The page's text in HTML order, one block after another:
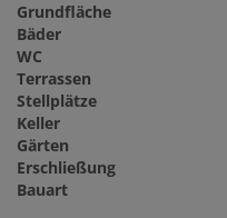
Grundfläche
Bäder
WC
Terrassen
Stellplätze
Keller
Gärten
Erschließung
Bauart